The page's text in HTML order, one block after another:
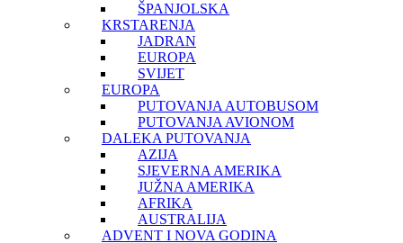
ŠPANJOLSKA
KRSTARENJA
JADRAN
EUROPA
SVIJET
EUROPA
PUTOVANJA AUTOBUSOM
PUTOVANJA AVIONOM
DALEKA PUTOVANJA
AZIJA
SJEVERNA AMERIKA
JUŽNA AMERIKA
AFRIKA
AUSTRALIJA
ADVENT I NOVA GODINA